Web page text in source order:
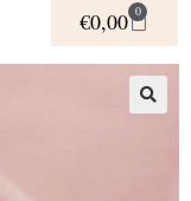
€0,00 0